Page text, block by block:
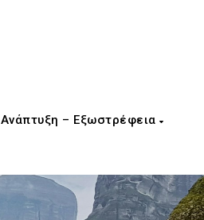
Ανάπτυξη – Εξωστρέφεια